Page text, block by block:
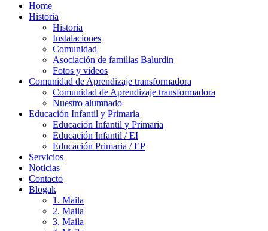
Home
Historia
Historia
Instalaciones
Comunidad
Asociación de familias Balurdin
Fotos y videos
Comunidad de Aprendizaje transformadora
Comunidad de Aprendizaje transformadora
Nuestro alumnado
Educación Infantil y Primaria
Educación Infantil y Primaria
Educación Infantil / EI
Educación Primaria / EP
Servicios
Noticias
Contacto
Blogak
1. Maila
2. Maila
3. Maila